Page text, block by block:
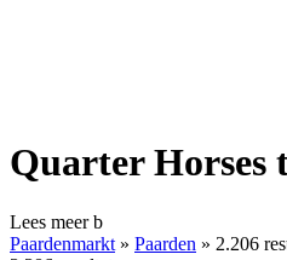
Quarter Horses
Lees meerb
Paardenmarkt » Paarden » 2.206